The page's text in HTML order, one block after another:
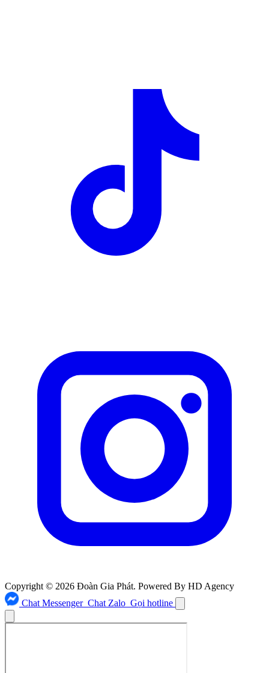
Copyright © 2026 Đoàn Gia Phát. Powered By HD Agency
Chat Messenger Chat Zalo Gọi hotline